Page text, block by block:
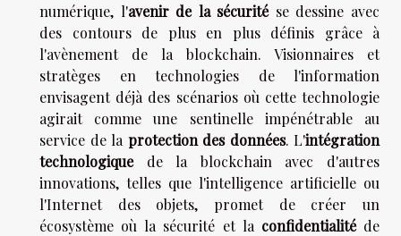
numérique, l'avenir de la sécuritése dessine avec
des contours de plus en plus définis grâce à
l'avènement de la blockchain. Visionnaires et
stratèges en technologies de l'information
envisagent déjà des scénarios où cette technologie
agirait comme une sentinelle impénétrable au
service de la protection des données. L'intégration
technologiquede la blockchain avec d'autres
innovations, telles que l'intelligence artificielle ou
l'Internet des objets, promet de créer un
écosystème où la sécurité et la confidentialitéde